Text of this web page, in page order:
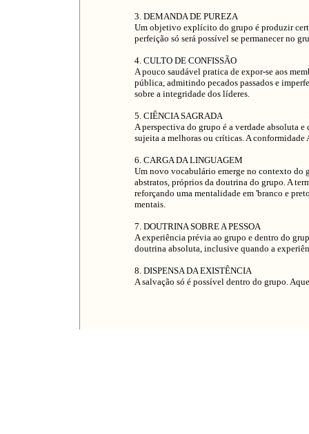
3. DEMANDA DE PUREZA
Um objetivo explícito do grupo é produzir
perfeição só será possível se permanecer no
4. CULTO DE CONFISSÃO
A pouco saudável pratica de expor-se aos
pública, admitindo pecados passados e
sobre a integridade dos líderes.
5. CIÊNCIA SAGRADA
A perspectiva do grupo é a verdade absoluta
sujeita a melhoras ou críticas. A conformidade
6. CARGA DA LINGUAGEM
Um novo vocabulário emerge no contexto do
abstratos, próprios da doutrina do grupo. A
reforçando uma mentalidade em 'branco e
mentais.
7. DOUTRINA SOBRE A PESSOA
A experiência prévia ao grupo e dentro do
doutrina absoluta, inclusive quando a
8. DISPENSA DA EXISTÊNCIA
A salvação só é possível dentro do grupo.